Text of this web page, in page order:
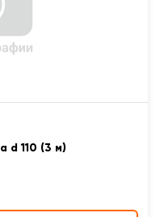
d 110 (3 м)